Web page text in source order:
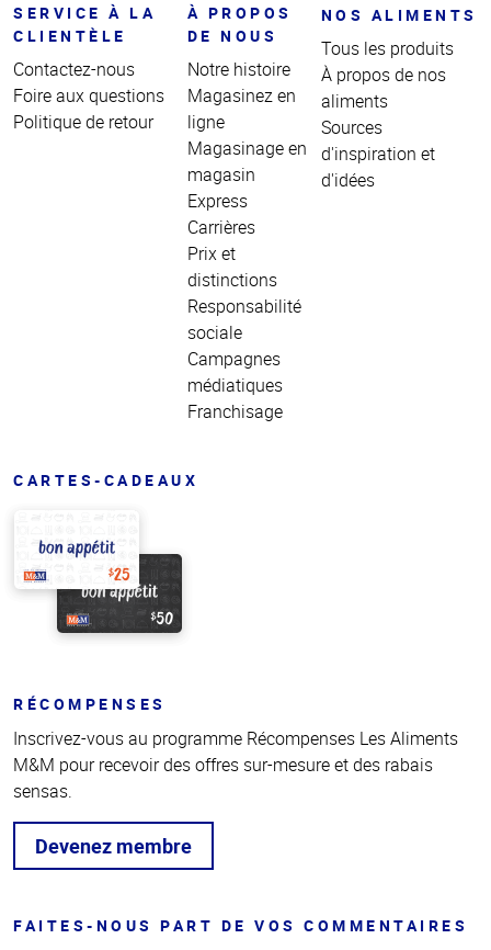
SERVICE À LA
CLIENTÈLE
Contactez-nous
Foire aux questions
Politique de retour
À PROPOS
DE NOUS
Notre histoire
Magasinez en
ligne
Magasinage en
magasin
Express
Carrières
Prix et
distinctions
Responsabilité
sociale
Campagnes
médiatiques
Franchisage
NOS ALIMENTS
Tous les produits
À propos de nos
aliments
Sources
d'inspiration et
d'idées
CARTES-CADEAUX
RÉCOMPENSES
Inscrivez-vous au programme Récompenses Les Aliments
M&M pour recevoir des offres sur-mesure et des rabais
sensas.
Devenez membre
FAITES-NOUS PART DE VOS COMMENTAIRES